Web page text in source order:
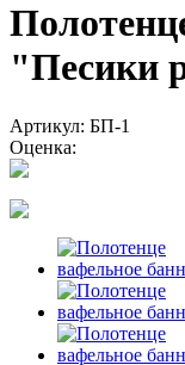
"Песики
Артикул: БП-1
Оценка: